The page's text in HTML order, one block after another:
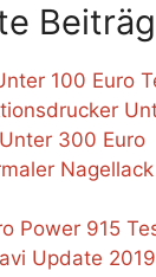
100 Euro
300 Euro
Power 915
Update